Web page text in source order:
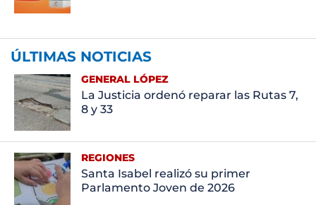
ÚLTIMAS NOTICIAS
GENERAL LÓPEZ
La Justicia ordenó reparar las Rutas 7,
8 y 33
REGIONES
Santa Isabel realizó su primer
Parlamento Joven de 2026